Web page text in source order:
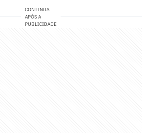
CONTINUA
APÓS A
PUBLICIDADE